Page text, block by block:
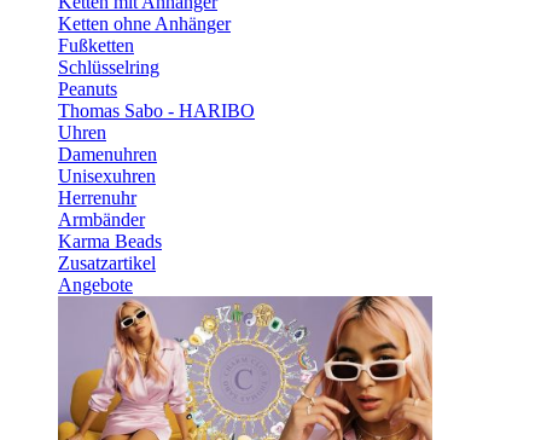
Ketten ohne Anhänger
Fußketten
Schlüsselring
Peanuts
Thomas Sabo - HARIBO
Uhren
Damenuhren
Unisexuhren
Herrenuhr
Armbänder
Karma Beads
Zusatzartikel
Angebote